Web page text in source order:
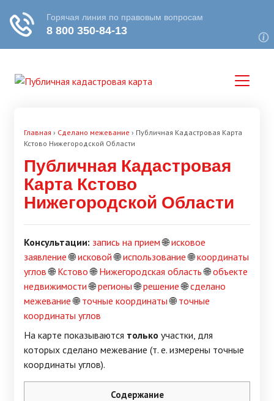
Главная › Сделано межевание › Публичная Кадастровая Карта
Кстово Нижегородской Области
Публичная Кадастровая
Карта Кстово
Нижегородской Области
Консультации: запись на прием🌐исковое
заявление🌐исковой🌐использование🌐координаты
углов🌐Кстово🌐Нижегородская область🌐объекте
недвижимости🌐регионы🌐решение🌐сделано
межевание🌐точные координаты🌐точные
координаты углов
На карте показываются только участки, для
которых сделано межевание (т. е. измерены точные
координаты углов).
Содержание